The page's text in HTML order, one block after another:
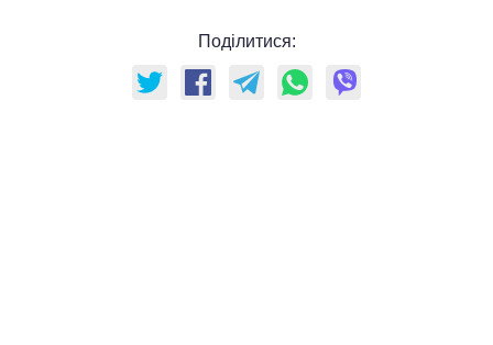
Поділитися: